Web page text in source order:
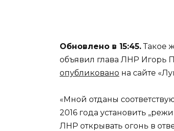
Обновлено в 15:45.Такое
объявил глава ЛНР Игорь
опубликовано на сайте
«Мной отданы
2016 года установить
ЛНР открывать огонь в